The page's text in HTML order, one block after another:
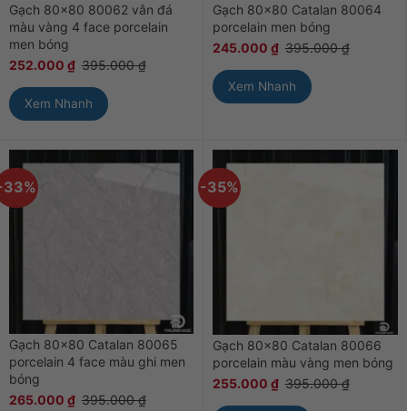
Gạch 80×80 80062 vân đá
màu vàng 4 face porcelain
men bóng
252.000 ₫ 395.000₫
Xem Nhanh
Gạch 80×80 Catalan 80064
porcelain men bóng
245.000 ₫ 395.000₫
Xem Nhanh
Gạch 80×80 Catalan 80065
porcelain 4 face màu ghi men
bóng
265.000 ₫ 395.000₫
-35%
Gạch 80×80 Catalan 80066
porcelain màu vàng men bóng
255.000 ₫ 395.000₫